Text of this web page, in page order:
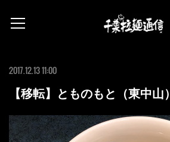
2017.12.13 11:00
【移転】とものもと（東中山）